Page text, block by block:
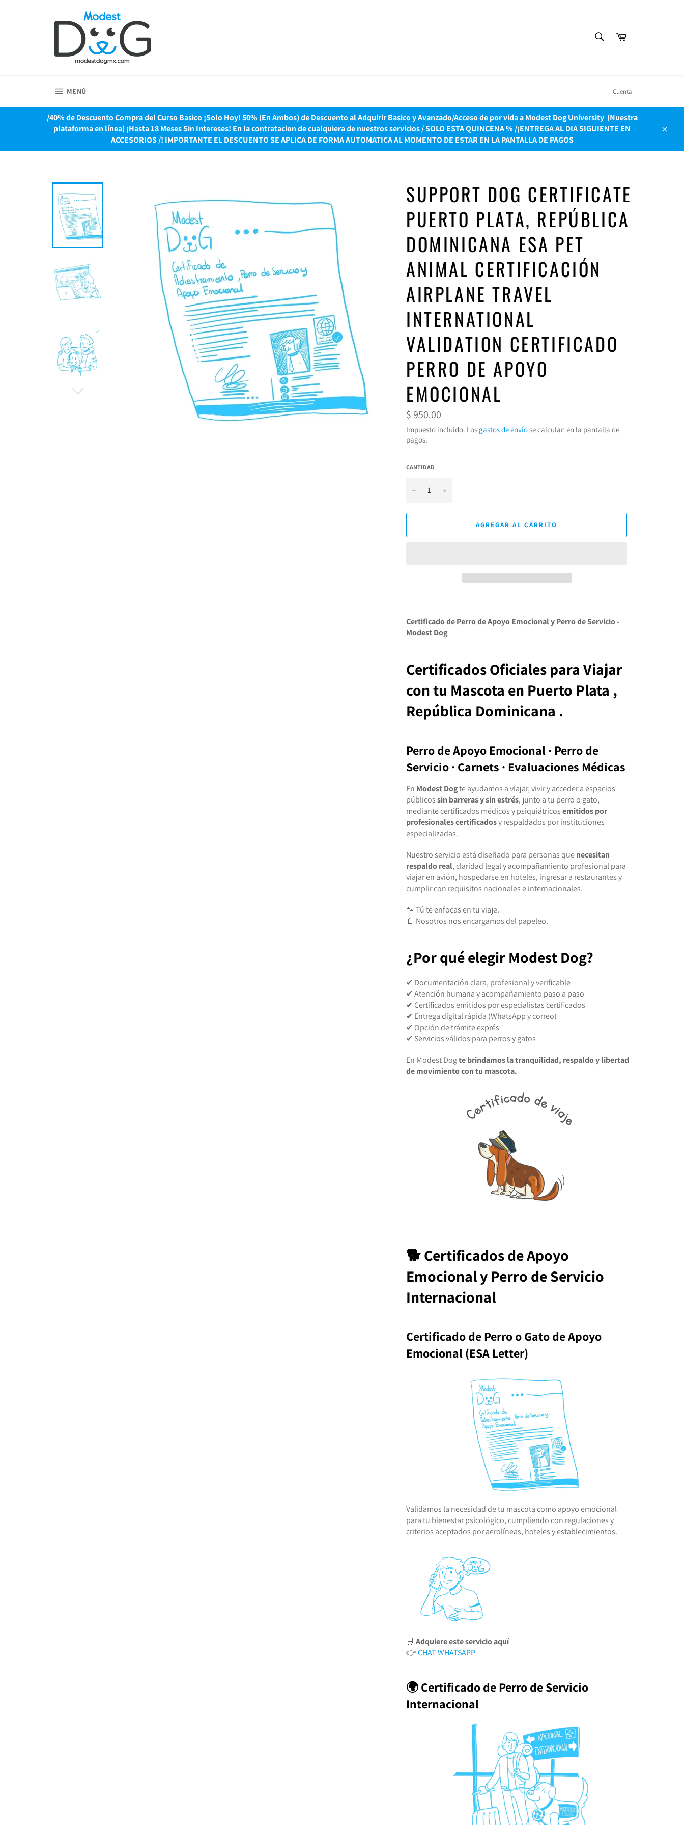
Carrito
MENÚ Cuenta
/40% de Descuento Compra del Curso Basico ¡Solo Hoy! 50% (En Ambos) de Descuento al Adquirir Basico y Avanzado/Acceso de por vida a Modest Dog University ​ (Nuestra
plataforma en línea) ¡Hasta 18 Meses Sin Intereses! En la contratacion de cualquiera de nuestros servicios / SOLO ESTA QUINCENA % /¡ENTREGA AL DIA SIGUIENTE EN
ACCESORIOS /! IMPORTANTE EL DESCUENTO SE APLICA DE FORMA AUTOMATICA AL MOMENTO DE ESTAR EN LA PANTALLA DE PAGOS
SUPPORT DOG CERTIFICATE
PUERTO PLATA, REPÚBLICA
DOMINICANA ESA PET
ANIMAL CERTIFICACIÓN
AIRPLANE TRAVEL
INTERNATIONAL
VALIDATION CERTIFICADO
PERRO DE APOYO
EMOCIONAL
Precio
habitual
$ 950.00
Impuesto incluido. Los gastos de envíose calculan en la pantalla de
pagos.
CANTIDAD
− +
AGREGAR AL CARRITO
Certificado de Perro de Apoyo Emocional y Perro de Servicio -
Modest Dog
Certificados Oficiales para Viajar
con tu Mascota en Puerto Plata ,
República Dominicana .
Perro de Apoyo Emocional · Perro de
Servicio · Carnets · Evaluaciones Médicas
En Modest Dogte ayudamos a viajar, vivir y acceder a espacios
públicossin barreras y sin estrés, junto a tu perro o gato,
mediante certificados médicos y psiquiátricosemitidos por
profesionales certificadosy respaldados por instituciones
especializadas.
Nuestro servicio está diseñado para personas quenecesitan
respaldo real, claridad legal y acompañamiento profesional para
viajar en avión, hospedarse en hoteles, ingresar a restaurantes y
cumplir con requisitos nacionales e internacionales.
🐾 Tú te enfocas en tu viaje.
📄 Nosotros nos encargamos del papeleo.
¿Por qué elegir Modest Dog?
✔ Documentación clara, profesional y verificable
✔ Atención humana y acompañamiento paso a paso
✔ Certificados emitidos por especialistas certificados
✔ Entrega digital rápida (WhatsApp y correo)
✔ Opción de trámite exprés
✔ Servicios válidos para perros y gatos
En Modest Dogte brindamos la tranquilidad, respaldo y libertad
de movimiento con tu mascota.
🐕 Certificados de Apoyo
Emocional y Perro de Servicio
Internacional
Certificado de Perro o Gato de Apoyo
Emocional (ESA Letter)
Validamos la necesidad de tu mascota como apoyo emocional
para tu bienestar psicológico, cumpliendo con regulaciones y
criterios aceptados por aerolíneas, hoteles y establecimientos.
🛒Adquiere este servicio aquí
👉CHAT WHATSAPP
🌍 Certificado de Perro de Servicio
Internacional